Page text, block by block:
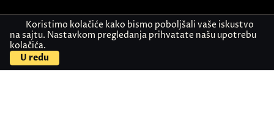
Politika bezbednosti informacija
Koristimo kolačiće kako bismo poboljšali vaše iskustvo
na sajtu. Nastavkom pregledanja prihvatate našu upotrebu
kolačića.
U redu